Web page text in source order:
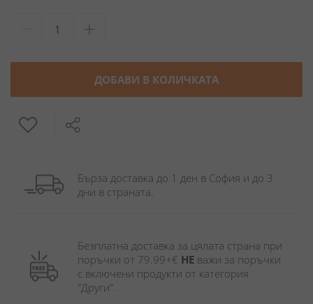
ДОБАВИ В КОЛИЧКАТА
Бърза доставка до 1 ден в София и до 3
дни в страната.
Безплатна доставка за цялата страна при
поръчки от 79.99+€ НЕ важи за поръчки
с включени продукти от категория
"Други".